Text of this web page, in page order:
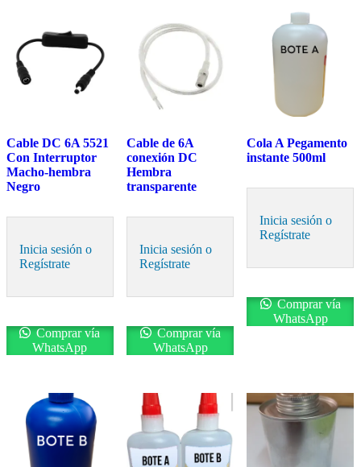
Cable DC 6A 5521
Con Interruptor
Macho-hembra
Negro
Inicia sesión o
Regístrate
Comprar vía
WhatsApp
Cable de 6A
conexión DC
Hembra
transparente
Inicia sesión o
Regístrate
Comprar vía
WhatsApp
Cola A Pegamento
instante 500ml
Inicia sesión o
Regístrate
Comprar vía
WhatsApp